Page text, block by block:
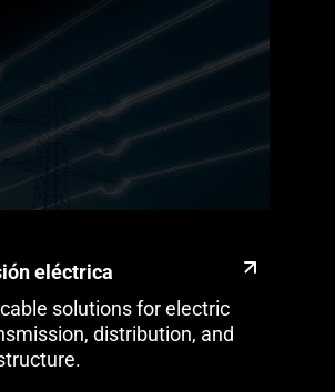
eléctrica
solutions for electric
distribution, and